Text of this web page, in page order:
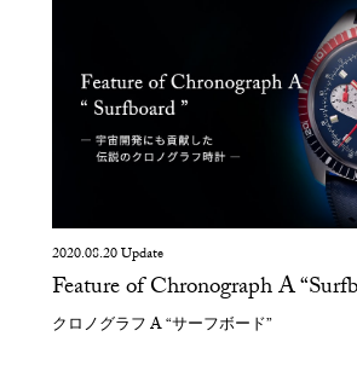
2020.08.20 Update
Feature of Chronograph A
クロノグラフ A “サーフボード”